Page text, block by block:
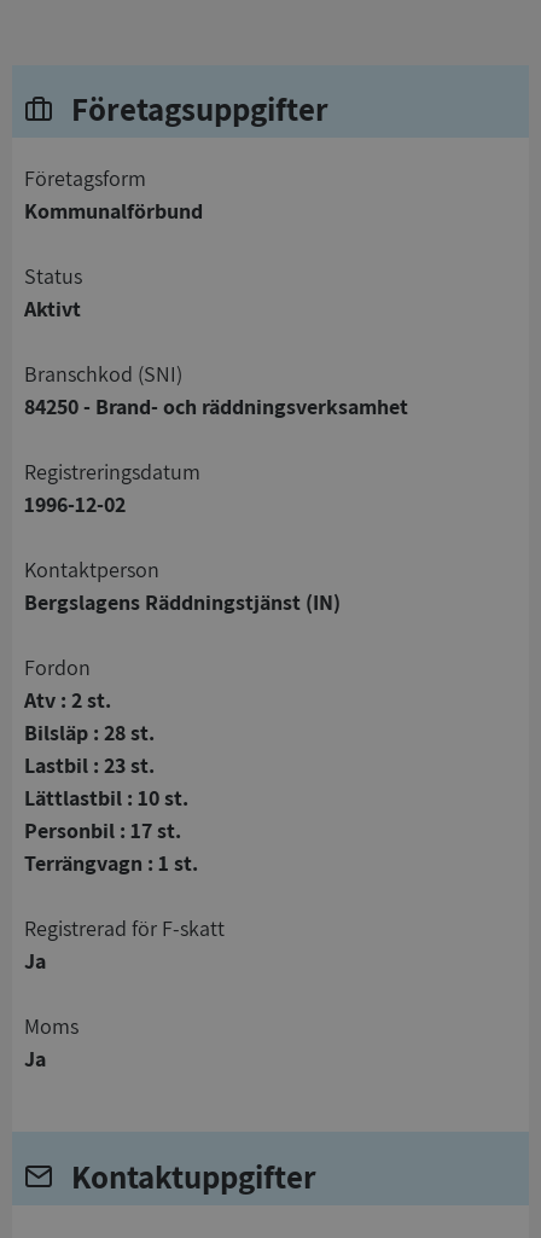
Företagsuppgifter
företagsform
Kommunalförbund
status
Aktivt
branschkod (SNI)
84250 - Brand- och räddningsverksamhet
registreringsdatum
1996-12-02
Kontaktperson
Bergslagens Räddningstjänst (IN)
Fordon
Atv : 2 st.
Bilsläp : 28 st.
Lastbil : 23 st.
Lättlastbil : 10 st.
Personbil : 17 st.
Terrängvagn : 1 st.
registrerad för F-skatt
Ja
Moms
Ja
Kontaktuppgifter